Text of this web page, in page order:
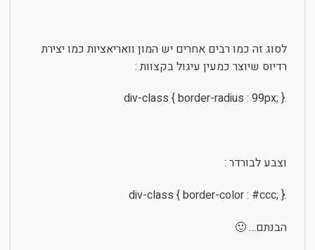
לסוג זה כמו רבים אחרים יש המון וואריאציות כמו יצירת
רדיוס שיוצר כמעין עיגול בקצוות :
.div-class { border-radius : 99px; }
וצבע לבורדר :
.div-class { border-color : #ccc; }
הבנתם… 🙂